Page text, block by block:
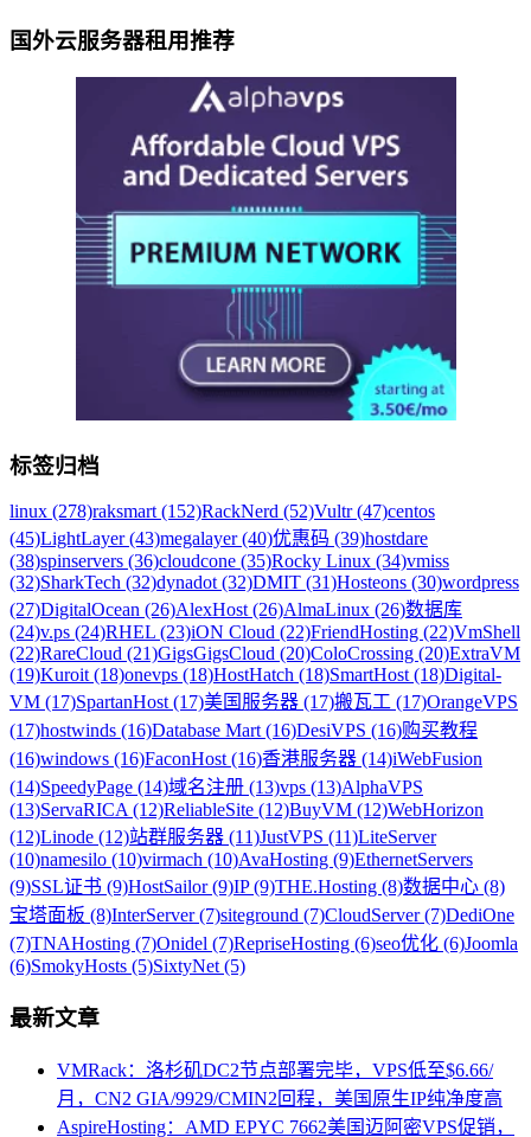
国外云服务器租用推荐
标签归档
linux (278)raksmart (152)RackNerd (52)Vultr (47)centos
(45)LightLayer (43)megalayer (40)优惠码 (39)hostdare
(38)spinservers (36)cloudcone (35)Rocky Linux (34)vmiss
(32)SharkTech (32)dynadot (32)DMIT (31)Hosteons (30)wordpress
(27)DigitalOcean (26)AlexHost (26)AlmaLinux (26)数据库
(24)v.ps (24)RHEL (23)iON Cloud (22)FriendHosting (22)VmShell
(22)RareCloud (21)GigsGigsCloud (20)ColoCrossing (20)ExtraVM
(19)Kuroit (18)onevps (18)HostHatch (18)SmartHost (18)Digital-
VM (17)SpartanHost (17)美国服务器 (17)搬瓦工 (17)OrangeVPS
(17)hostwinds (16)Database Mart (16)DesiVPS (16)购买教程
(16)windows (16)FaconHost (16)香港服务器 (14)iWebFusion
(14)SpeedyPage (14)域名注册 (13)vps (13)AlphaVPS
(13)ServaRICA (12)ReliableSite (12)BuyVM (12)WebHorizon
(12)Linode (12)站群服务器 (11)JustVPS (11)LiteServer
(10)namesilo (10)virmach (10)AvaHosting (9)EthernetServers
(9)SSL证书 (9)HostSailor (9)IP (9)THE.Hosting (8)数据中心 (8)
宝塔面板 (8)InterServer (7)siteground (7)CloudServer (7)DediOne
(7)TNAHosting (7)Onidel (7)RepriseHosting (6)seo优化 (6)Joomla
(6)SmokyHosts (5)SixtyNet (5)
最新文章
VMRack：洛杉矶DC2节点部署完毕，VPS低至$6.66/
月，CN2 GIA/9929/CMIN2回程，美国原生IP纯净度高
AspireHosting：AMD EPYC 7662美国迈阿密VPS促销，